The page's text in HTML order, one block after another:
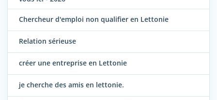
Chercheur d'emploi non qualifier en Lettonie
Relation sérieuse
créer une entreprise en Lettonie
je cherche des amis en lettonie.